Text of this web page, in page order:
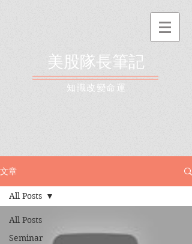
美股隊長筆記
​知識改變命運
文章
All Posts
Seminar
All Posts